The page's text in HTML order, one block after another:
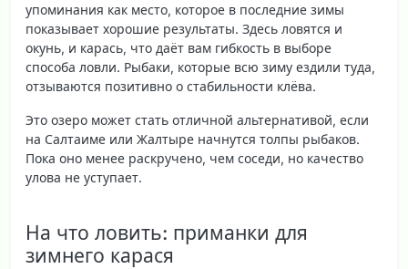
упоминания как место, которое в последние зимы
показывает хорошие результаты. Здесь ловятся и
окунь, и карась, что даёт вам гибкость в выборе
способа ловли. Рыбаки, которые всю зиму ездили туда,
отзываются позитивно о стабильности клёва.
Это озеро может стать отличной альтернативой, если
на Салтаиме или Жалтыре начнутся толпы рыбаков.
Пока оно менее раскручено, чем соседи, но качество
улова не уступает.
На что ловить: приманки для
зимнего карася